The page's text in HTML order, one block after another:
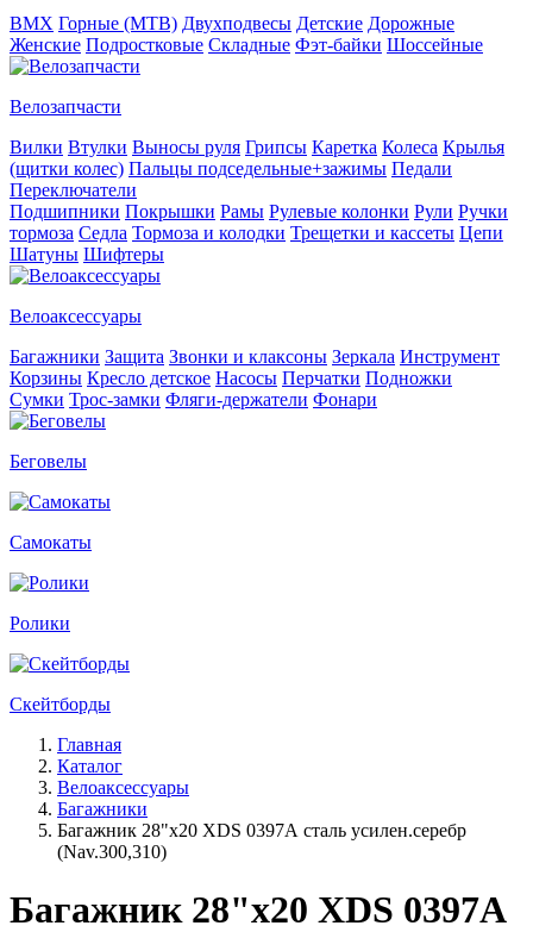
BMX Горные (MTB) Двухподвесы Детские Дорожные
Женские Подростковые Складные Фэт-байки Шоссейные
Велозапчасти
Вилки Втулки Выносы руля Грипсы Каретка Колеса Крылья
(щитки колес) Пальцы подседельные+зажимы Педали
Переключатели
Подшипники Покрышки Рамы Рулевые колонки Рули Ручки
тормоза Седла Тормоза и колодки Трещетки и кассеты Цепи
Шатуны Шифтеры
Велоаксессуары
Багажники Защита Звонки и клаксоны Зеркала Инструмент
Корзины Кресло детское Насосы Перчатки Подножки
Сумки Трос-замки Фляги-держатели Фонари
Беговелы
Самокаты
Ролики
Скейтборды
Главная
Каталог
Велоаксессуары
Багажники
Багажник 28"х20 XDS 0397А сталь усилен.серебр
(Nav.300,310)
Багажник 28"х20 XDS 0397А